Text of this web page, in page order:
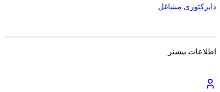
دایرکتوری مشاغل
اطلاعات بیشتر